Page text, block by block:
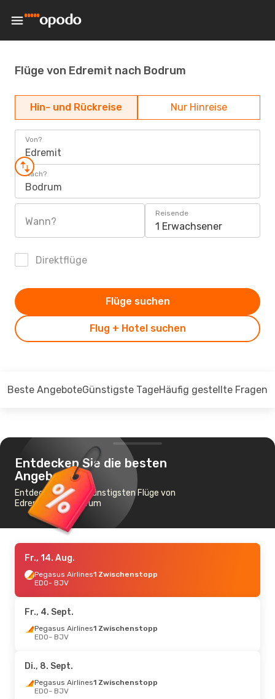
Flüge von Edremit nach Bodrum
Hin- und Rückreise Nur Hinreise
Von?
Edremit
Nach?
Bodrum
Wann?
Reisende
1 Erwachsener
Direktflüge
Flug + Hotel suchen
Flüge suchen
Beste AngeboteGünstigste TageHäufig gestellte Fragen
Entdecken Sie die besten
Angebote
Entdecken Sie die günstigsten Flüge von
Edremit nach Bodrum
Fr., 14. Aug.
Pegasus Airlines1 Zwischenstopp
EDO- BJV
Fr., 4. Sept.
Pegasus Airlines1 Zwischenstopp
EDO- BJV
Di., 8. Sept.
Pegasus Airlines1 Zwischenstopp
EDO- BJV